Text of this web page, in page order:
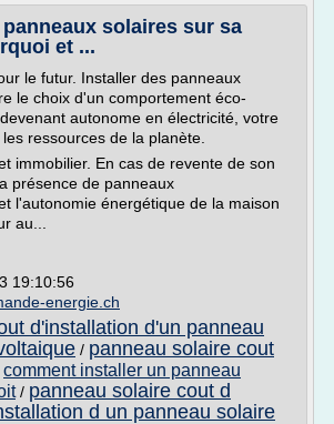
solaires sur sa
et ...
le futur. Installer des panneaux
le choix d'un comportement éco-
autonome en électricité, votre
ressources de la planète.
immobilier. En cas de revente de son
présence de panneaux
l'autonomie énergétique de la maison
au...
19:10:56
energie.ch
d'installation d'un panneau
/ panneau solaire cout
comment installer un panneau
/ panneau solaire cout d
d un panneau solaire